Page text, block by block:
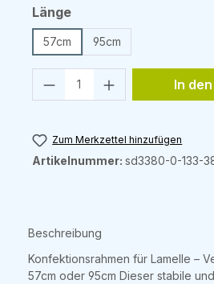
Längeauswählen
57cm 95cm
Produkt Anzahl:In
Zum Merkzettel hinzufügen
Artikelnummer: sd3380-0-133-
Beschreibung
Konfektionsrahmen für Lamelle –
57cm oder 95cm Dieser stabile